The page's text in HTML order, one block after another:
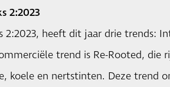
2:2023
2:2023, heeft dit jaar drie trends:
trend is Re-Rooted, die
koele en nertstinten. Deze trend